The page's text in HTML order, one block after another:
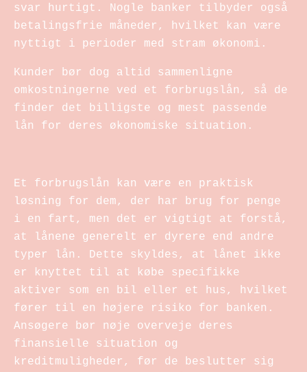
svar hurtigt. Nogle banker tilbyder også
betalingsfrie måneder, hvilket kan være
nyttigt i perioder med stram økonomi.
Kunder bør dog altid sammenligne
omkostningerne ved et forbrugslån, så de
finder det billigste og mest passende
lån for deres økonomiske situation.
Et forbrugslån kan være en praktisk
løsning for dem, der har brug for penge
i en fart, men det er vigtigt at forstå,
at lånene generelt er dyrere end andre
typer lån. Dette skyldes, at lånet ikke
er knyttet til at købe specifikke
aktiver som en bil eller et hus, hvilket
fører til en højere risiko for banken.
Ansøgere bør nøje overveje deres
finansielle situation og
kreditmuligheder, før de beslutter sig